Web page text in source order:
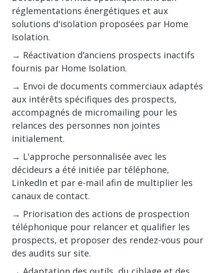
réglementations énergétiques et aux
solutions d'isolation proposées par Home
Isolation.
→ Réactivation d’anciens prospects inactifs
fournis par Home Isolation.
→ Envoi de documents commerciaux adaptés
aux intérêts spécifiques des prospects,
accompagnés de micromailing pour les
relances des personnes non jointes
initialement.
→ L'approche personnalisée avec les
décideurs a été initiée par téléphone,
LinkedIn et par e-mail afin de multiplier les
canaux de contact.
→ Priorisation des actions de prospection
téléphonique pour relancer et qualifier les
prospects, et proposer des rendez-vous pour
des audits sur site.